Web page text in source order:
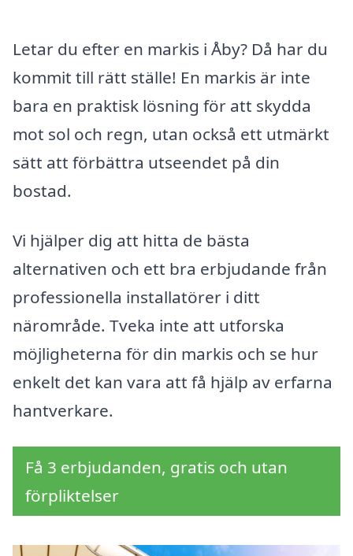
Letar du efter en markis i Åby? Då har du
kommit till rätt ställe! En markis är inte
bara en praktisk lösning för att skydda
mot sol och regn, utan också ett utmärkt
sätt att förbättra utseendet på din
bostad.
Vi hjälper dig att hitta de bästa
alternativen och ett bra erbjudande från
professionella installatörer i ditt
närområde. Tveka inte att utforska
möjligheterna för din markis och se hur
enkelt det kan vara att få hjälp av erfarna
hantverkare.
Få 3 erbjudanden, gratis och utan
förpliktelser